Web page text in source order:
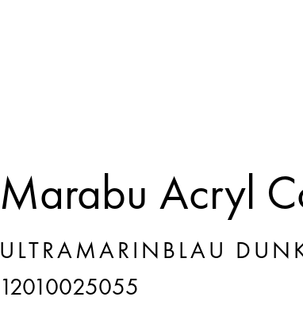
Marabu Acryl
ULTRAMARINBLAU
12010025055